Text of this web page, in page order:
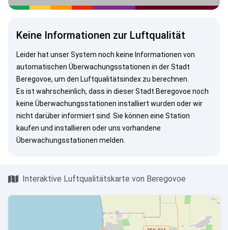
Keine Informationen zur Luftqualität
Leider hat unser System noch keine Informationen von
automatischen Überwachungsstationen in der Stadt
Beregovoe, um den Luftqualitätsindex zu berechnen.
Es ist wahrscheinlich, dass in dieser Stadt Beregovoe noch
keine Überwachungsstationen installiert wurden oder wir
nicht darüber informiert sind. Sie können eine Station
kaufen und installieren oder uns vorhandene
Überwachungsstationen melden.
Interaktive Luftqualitätskarte von Beregovoe